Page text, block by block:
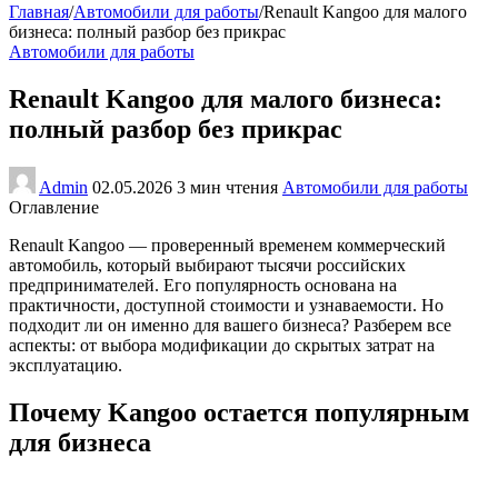
Главная/Автомобили для работы/Renault Kangoo для малого
бизнеса: полный разбор без прикрас
Автомобили для работы
Renault Kangoo для малого бизнеса:
полный разбор без прикрас
Admin 02.05.2026 3 мин чтения Автомобили для работы
Оглавление
Renault Kangoo — проверенный временем коммерческий
автомобиль, который выбирают тысячи российских
предпринимателей. Его популярность основана на
практичности, доступной стоимости и узнаваемости. Но
подходит ли он именно для вашего бизнеса? Разберем все
аспекты: от выбора модификации до скрытых затрат на
эксплуатацию.
Почему Kangoo остается популярным
для бизнеса